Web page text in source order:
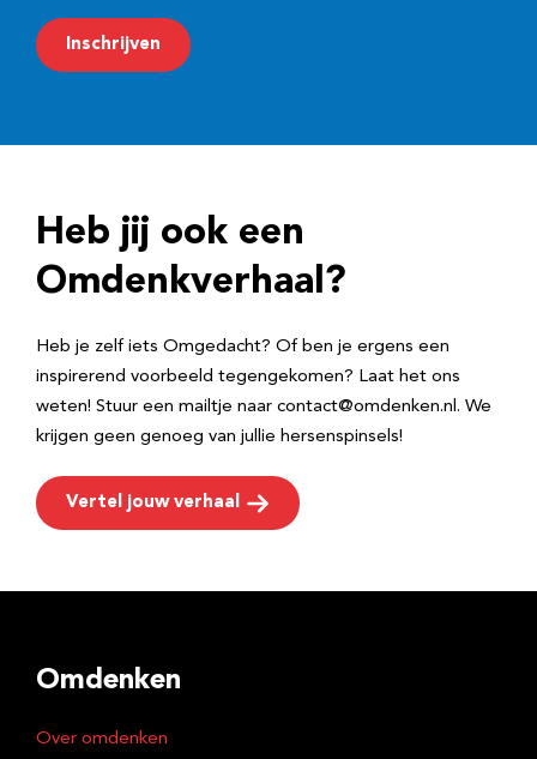
m
a
r
e
Inschrijven
Heb jij ook een
Omdenkverhaal?
Heb je zelf iets Omgedacht? Of ben je ergens een
inspirerend voorbeeld tegengekomen? Laat het ons
weten! Stuur een mailtje naar contact@omdenken.nl. We
krijgen geen genoeg van jullie hersenspinsels!
Vertel jouw verhaal
Omdenken
Over omdenken